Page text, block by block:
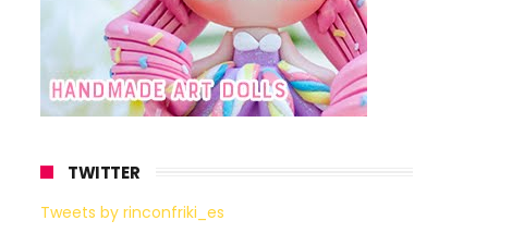
TWITTER
Tweets by rinconfriki_es